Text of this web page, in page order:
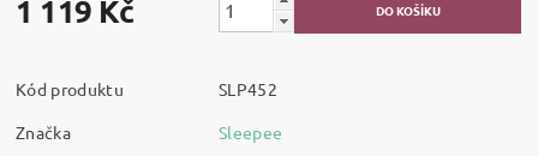
1 119 Kč
Kód produktu
SLP452
Značka
Sleepee